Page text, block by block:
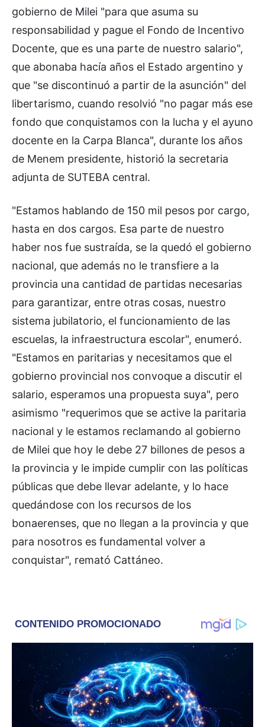
gobierno de Milei "para que asuma su
responsabilidad y pague el Fondo de Incentivo
Docente, que es una parte de nuestro salario",
que abonaba hacía años el Estado argentino y
que "se discontinuó a partir de la asunción" del
libertarismo, cuando resolvió "no pagar más ese
fondo que conquistamos con la lucha y el ayuno
docente en la Carpa Blanca", durante los años
de Menem presidente, historió la secretaria
adjunta de SUTEBA central.
"Estamos hablando de 150 mil pesos por cargo,
hasta en dos cargos. Esa parte de nuestro
haber nos fue sustraída, se la quedó el gobierno
nacional, que además no le transfiere a la
provincia una cantidad de partidas necesarias
para garantizar, entre otras cosas, nuestro
sistema jubilatorio, el funcionamiento de las
escuelas, la infraestructura escolar", enumeró.
"Estamos en paritarias y necesitamos que el
gobierno provincial nos convoque a discutir el
salario, esperamos una propuesta suya", pero
asimismo "requerimos que se active la paritaria
nacional y le estamos reclamando al gobierno
de Milei que hoy le debe 27 billones de pesos a
la provincia y le impide cumplir con las políticas
públicas que debe llevar adelante, y lo hace
quedándose con los recursos de los
bonaerenses, que no llegan a la provincia y que
para nosotros es fundamental volver a
conquistar", remató Cattáneo.